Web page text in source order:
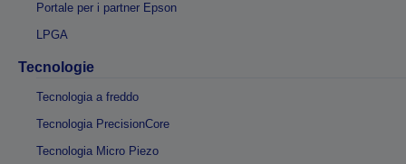
Portale per i partner Epson
LPGA
Tecnologie
Tecnologia a freddo
Tecnologia PrecisionCore
Tecnologia Micro Piezo